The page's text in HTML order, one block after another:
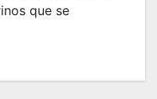
que se